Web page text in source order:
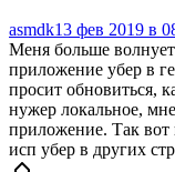
asmdk13 фев 2019 в
Меня больше
приложение убер в
просит обновиться,
нужер локальное,
приложение. Так вот
исп убер в других